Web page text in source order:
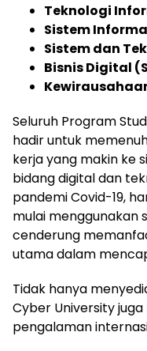
Teknologi
Sistem
Sistem dan
Bisnis Digital
Seluruh Program
hadir untuk
kerja yang makin ke
bidang digital dan
pandemi Covid-19,
mulai menggunakan
cenderung
utama dalam
Tidak hanya
Cyber University
pengalaman